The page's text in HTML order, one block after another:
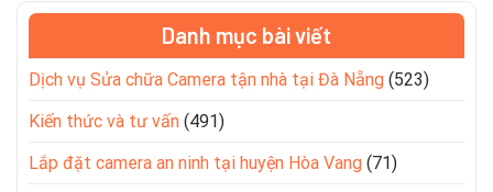
Danh mục bài viết
Dịch vụ Sửa chữa Camera tận nhà tại Đà Nẵng (523)
Kiến thức và tư vấn (491)
Lắp đặt camera an ninh tại huyện Hòa Vang (71)